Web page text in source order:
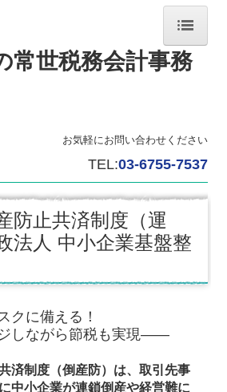
情報
紹介
お気軽にお問い合わせください
TEL:03-6755-7537
防止共済制度（運
法人 中小企業基盤整
クに備える！
しながら節税も実現――
済制度（倒産防）は、取引先事
中小企業が連鎖倒産や経営難に